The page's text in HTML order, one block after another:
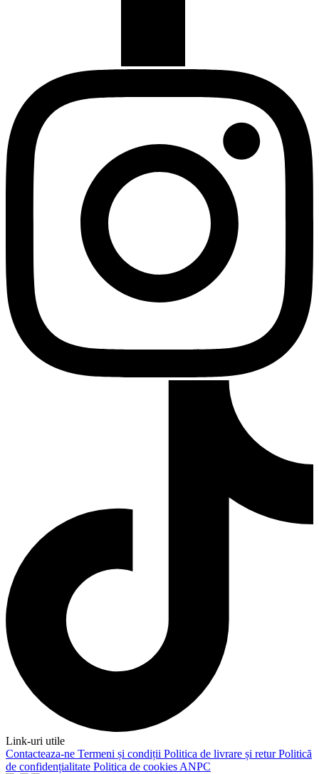
Link-uri utile
Contacteaza-ne Termeni și condiții Politica de livrare și returPolitică
de confidențialitate Politica de cookies ANPC